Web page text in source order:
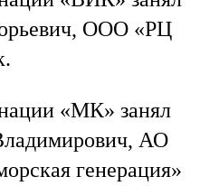
ООО «РЦ
«МК» занял
АО
генерация»